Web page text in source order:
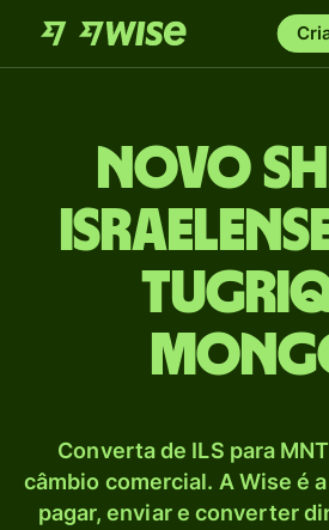
Novo
Converta de ILS para
câmbio comercial. A Wise é
pagar, enviar e converter